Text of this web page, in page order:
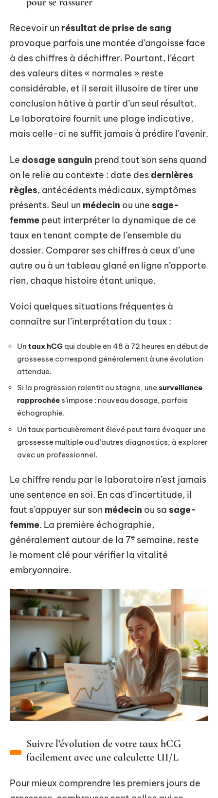
Recevoir un résultat de prise de sang
provoque parfois une montée d’angoisse face
à des chiffres à déchiffrer. Pourtant, l’écart
des valeurs dites « normales » reste
considérable, et il serait illusoire de tirer une
conclusion hâtive à partir d’un seul résultat.
Le laboratoire fournit une plage indicative,
mais celle-ci ne suffit jamais à prédire l’avenir.
Le dosage sanguin prend tout son sens quand
on le relie au contexte : date des dernières
règles, antécédents médicaux, symptômes
présents. Seul un médecin ou une sage-
femme peut interpréter la dynamique de ce
taux en tenant compte de l’ensemble du
dossier. Comparer ses chiffres à ceux d’une
autre ou à un tableau glané en ligne n’apporte
rien, chaque histoire étant unique.
Voici quelques situations fréquentes à
connaître sur l’interprétation du taux :
Un taux hCG qui double en 48 à 72 heures en début de
grossesse correspond généralement à une évolution
attendue.
Si la progression ralentit ou stagne, une surveillance
rapprochée s’impose : nouveau dosage, parfois
échographie.
Un taux particulièrement élevé peut faire évoquer une
grossesse multiple ou d’autres diagnostics, à explorer
avec un professionnel.
Le chiffre rendu par le laboratoire n’est jamais
une sentence en soi. En cas d’incertitude, il
faut s’appuyer sur son médecin ou sa sage-
femme. La première échographie,
généralement autour de la 7e semaine, reste
le moment clé pour vérifier la vitalité
embryonnaire.
Suivre l’évolution de votre taux hCG
facilement avec une calculette UI/L
Pour mieux comprendre les premiers jours de